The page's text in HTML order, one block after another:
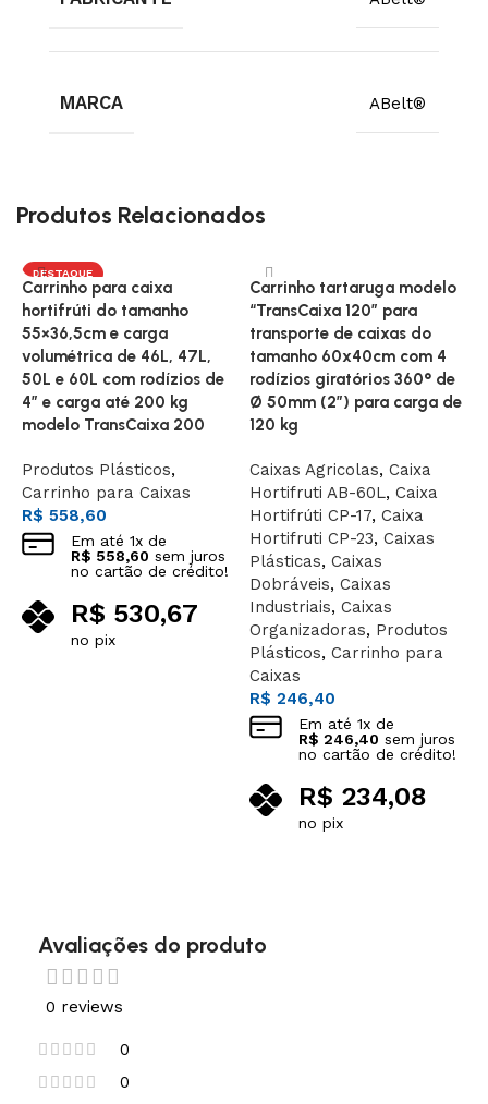
MARCA ABelt®
Produtos Relacionados
DESTAQUE
Carrinho para caixa
hortifrúti do tamanho
55×36,5cm e carga
volumétrica de 46L, 47L,
50L e 60L com rodízios de
4” e carga até 200 kg
modelo TransCaixa 200
Produtos Plásticos,
Carrinho para Caixas
R$ 558,60
Em até 1x de
R$ 558,60 sem juros
no cartão de crédito!
R$ 530,67
no pix
Carrinho tartaruga modelo
“TransCaixa 120″ para
transporte de caixas do
tamanho 60x40cm com 4
rodízios giratórios 360° de
Ø 50mm (2”) para carga de
120 kg
Caixas Agricolas, Caixa
Hortifruti AB-60L, Caixa
Hortifrúti CP-17, Caixa
Hortifruti CP-23, Caixas
Plásticas, Caixas
Dobráveis, Caixas
Industriais, Caixas
Organizadoras, Produtos
Plásticos, Carrinho para
Caixas
R$ 246,40
Em até 1x de
R$ 246,40 sem juros
no cartão de crédito!
R$ 234,08
no pix
Avaliações do produto
0 reviews
0
0